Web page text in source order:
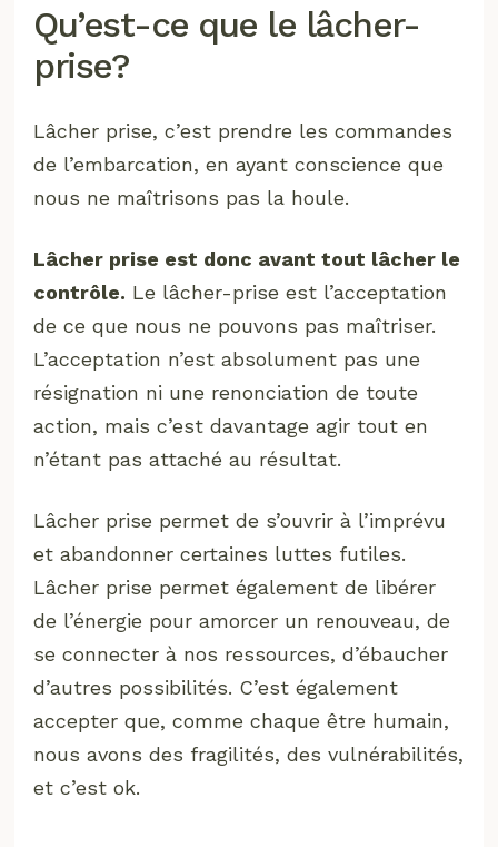
Qu’est-ce que le lâcher-
prise?
Lâcher prise, c’est prendre les commandes
de l’embarcation, en ayant conscience que
nous ne maîtrisons pas la houle.
Lâcher prise est donc avant tout lâcher le
contrôle. Le lâcher-prise est l’acceptation
de ce que nous ne pouvons pas maîtriser.
L’acceptation n’est absolument pas une
résignation ni une renonciation de toute
action, mais c’est davantage agir tout en
n’étant pas attaché au résultat.
Lâcher prise permet de s’ouvrir à l’imprévu
et abandonner certaines luttes futiles.
Lâcher prise permet également de libérer
de l’énergie pour amorcer un renouveau, de
se connecter à nos ressources, d’ébaucher
d’autres possibilités. C’est également
accepter que, comme chaque être humain,
nous avons des fragilités, des vulnérabilités,
et c’est ok.